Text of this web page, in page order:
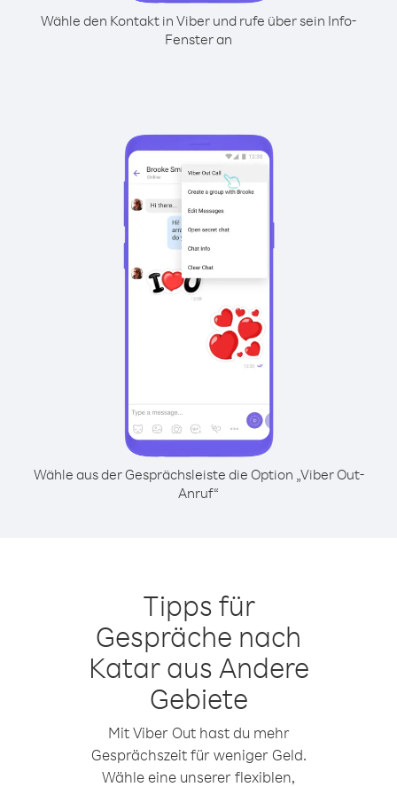
Wähle den Kontakt in Viber und rufe über sein Info-
Fenster an
Wähle aus der Gesprächsleiste die Option „Viber Out-
Anruf“
Tipps für
Gespräche nach
Katar aus Andere
Gebiete
Mit Viber Out hast du mehr
Gesprächszeit für weniger Geld.
Wähle eine unserer flexiblen,